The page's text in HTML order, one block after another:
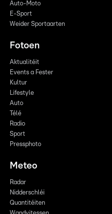
Auto-Moto
E-Sport
Weider Sportaarten
Fotoen
Aktualitéit
Events a Fester
Kultur
Lifestyle
Auto
Télé
Radio
Sport
Pressphoto
Meteo
Radar
Nidderschléi
Quantitéiten